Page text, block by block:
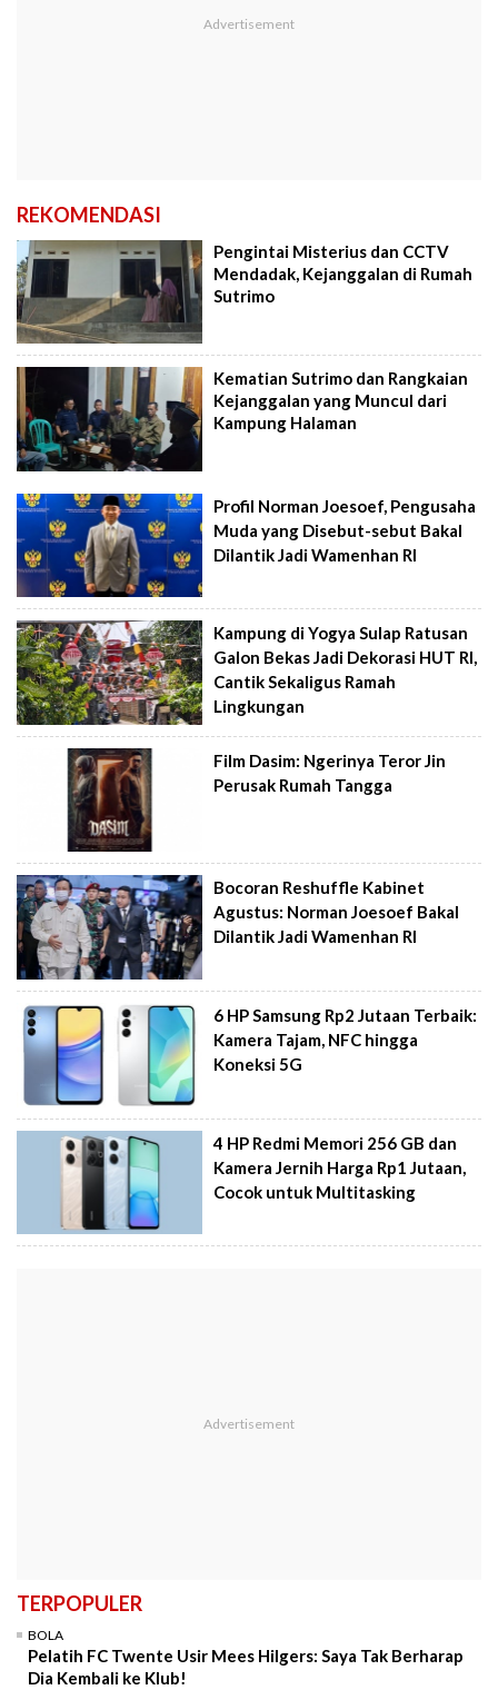
REKOMENDASI
Pengintai Misterius dan CCTV
Mendadak, Kejanggalan di Rumah
Sutrimo
Kematian Sutrimo dan Rangkaian
Kejanggalan yang Muncul dari
Kampung Halaman
Profil Norman Joesoef, Pengusaha
Muda yang Disebut-sebut Bakal
Dilantik Jadi Wamenhan RI
Kampung di Yogya Sulap Ratusan
Galon Bekas Jadi Dekorasi HUT RI,
Cantik Sekaligus Ramah
Lingkungan
Film Dasim: Ngerinya Teror Jin
Perusak Rumah Tangga
Bocoran Reshuffle Kabinet
Agustus: Norman Joesoef Bakal
Dilantik Jadi Wamenhan RI
6 HP Samsung Rp2 Jutaan Terbaik:
Kamera Tajam, NFC hingga
Koneksi 5G
4 HP Redmi Memori 256 GB dan
Kamera Jernih Harga Rp1 Jutaan,
Cocok untuk Multitasking
TERPOPULER
BOLA
Pelatih FC Twente Usir Mees Hilgers: Saya Tak Berharap
Dia Kembali ke Klub!